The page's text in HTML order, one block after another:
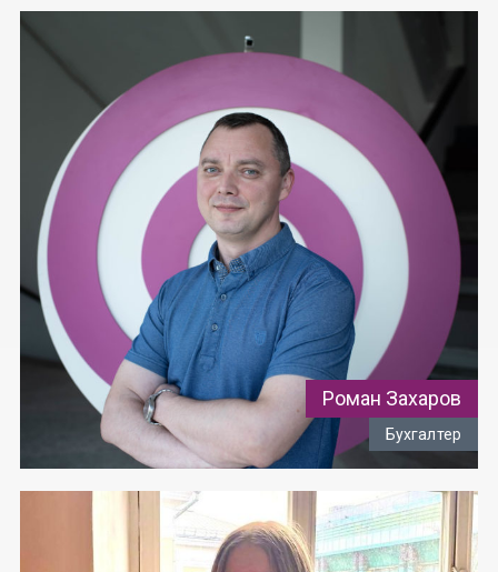
Роман Захаров
Бухгалтер